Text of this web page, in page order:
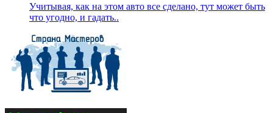
Учитывая, как на этом авто все сделано, тут может быть
что угодно, и гадать..